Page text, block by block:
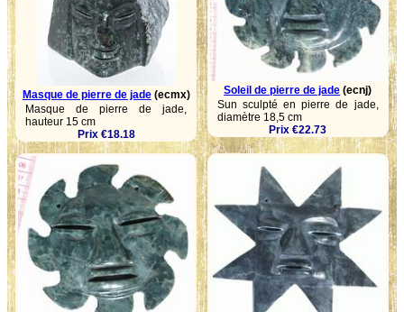
Masque de pierre de jade(ecmx)
Masque de pierre de jade,
hauteur 15 cm
Prix €18.18
Soleil de pierre de jade (ecnj)
Sun sculpté en pierre de jade,
diamètre 18,5 cm
Prix €22.73